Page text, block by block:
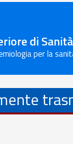
di Sanità
per la